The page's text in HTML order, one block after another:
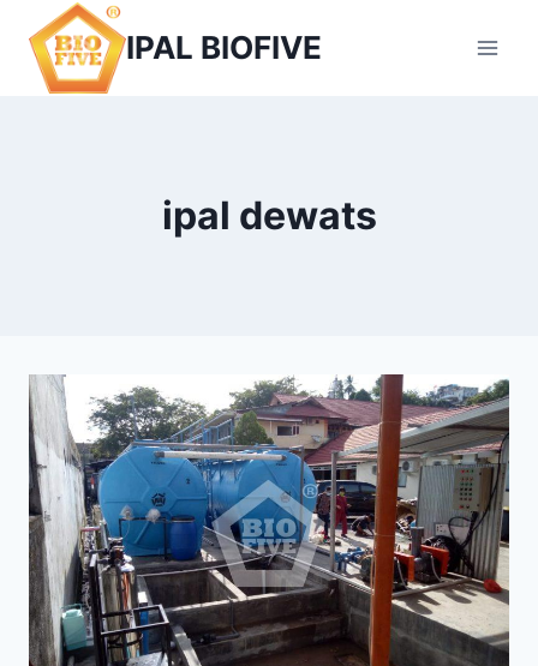
content
IPAL BIOFIVE
ipal dewats